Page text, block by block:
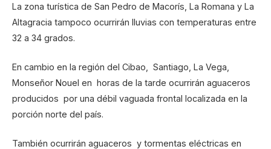
La zona turística de San Pedro de Macorís, La Romana y La
Altagracia tampoco ocurrirán lluvias con temperaturas entre
32 a 34 grados.
En cambio en la región del Cibao, Santiago, La Vega,
Monseñor Nouel en horas de la tarde ocurrirán aguaceros
producidos por una débil vaguada frontal localizada en la
porción norte del país.
También ocurrirán aguaceros y tormentas eléctricas en